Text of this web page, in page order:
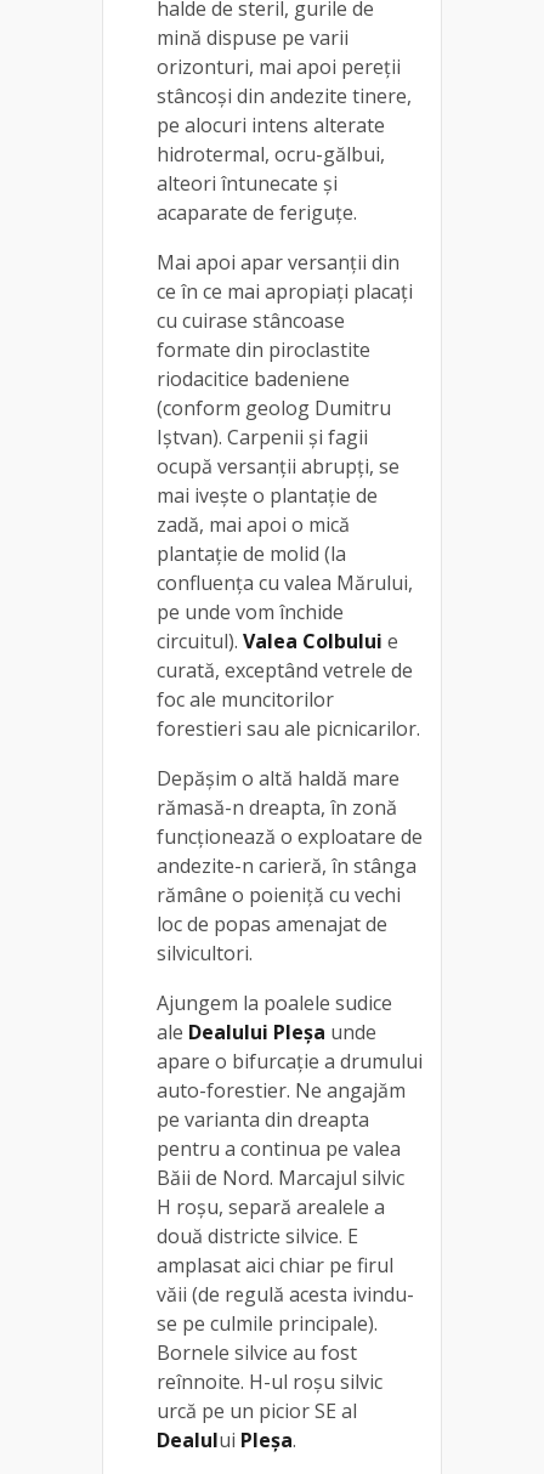
halde de steril, gurile de
mină dispuse pe varii
orizonturi, mai apoi pereţii
stâncoşi din andezite tinere,
pe alocuri intens alterate
hidrotermal, ocru-gălbui,
alteori întunecate şi
acaparate de feriguţe.
Mai apoi apar versanţii din
ce în ce mai apropiaţi placaţi
cu cuirase stâncoase
formate din piroclastite
riodacitice badeniene
(conform geolog Dumitru
Iștvan). Carpenii şi fagii
ocupă versanţii abrupţi, se
mai ivește o plantaţie de
zadă, mai apoi o mică
plantaţie de molid (la
confluenţa cu valea Mărului,
pe unde vom închide
circuitul). Valea Colbului e
curată, exceptând vetrele de
foc ale muncitorilor
forestieri sau ale picnicarilor.
Depășim o altă haldă mare
rămasă-n dreapta, în zonă
funcționează o exploatare de
andezite-n carieră, în stânga
rămâne o poieniţă cu vechi
loc de popas amenajat de
silvicultori.
Ajungem la poalele sudice
ale Dealului Pleşa unde
apare o bifurcaţie a drumului
auto-forestier. Ne angajăm
pe varianta din dreapta
pentru a continua pe valea
Băii de Nord. Marcajul silvic
H roşu, separă arealele a
două districte silvice. E
amplasat aici chiar pe firul
văii (de regulă acesta ivindu-
se pe culmile principale).
Bornele silvice au fost
reînnoite. H-ul roşu silvic
urcă pe un picior SE al
Dealului Pleşa.